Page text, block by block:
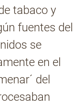
tabaco y
fuentes del
se
en el
del